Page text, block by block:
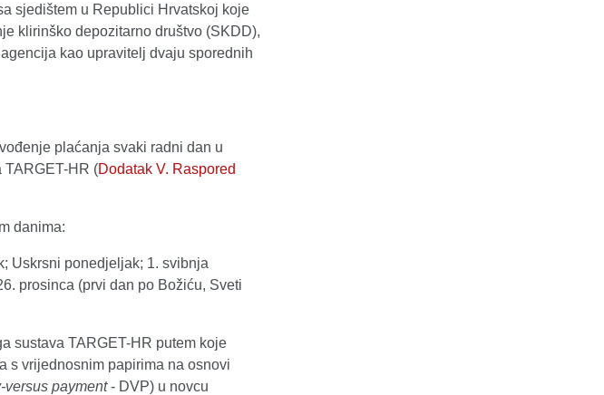
sjedištem u Republici Hrvatskoj koje
klirinško depozitarno društvo (SKDD),
kao upravitelj dvaju sporednih
plaćanja svaki radni dan u
TARGET-HR (Dodatak V. Raspored
danima:
Uskrsni ponedjeljak; 1. svibnja
prosinca (prvi dan po Božiću, Sveti
sustava TARGET-HR putem koje
s vrijednosnim papirima na osnovi
versus payment- DVP) u novcu